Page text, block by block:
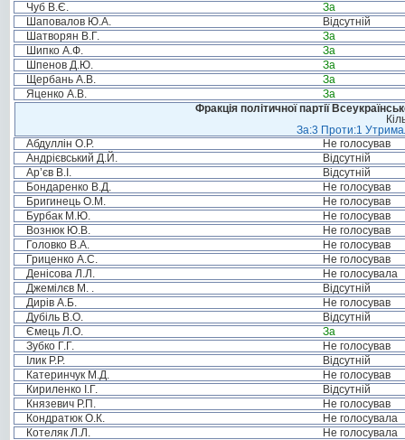
Чуб В.Є.
За
Шаповалов Ю.А.
Відсутній
Шатворян В.Г.
За
Шипко А.Ф.
За
Шпенов Д.Ю.
За
Щербань А.В.
За
Яценко А.В.
За
Фракція політичної партії
За:3 Проти:1
Абдуллін О.Р.
Не голосував
Андрієвський Д.Й.
Відсутній
Ар’єв В.І.
Відсутній
Бондаренко В.Д.
Не голосував
Бригинець О.М.
Не голосував
Бурбак М.Ю.
Не голосував
Вознюк Ю.В.
Не голосував
Головко В.А.
Не голосував
Гриценко А.С.
Не голосував
Денісова Л.Л.
Не голосувала
Джемілєв М. .
Відсутній
Дирів А.Б.
Не голосував
Дубіль В.О.
Відсутній
Ємець Л.О.
За
Зубко Г.Г.
Не голосував
Ілик Р.Р.
Відсутній
Катеринчук М.Д.
Не голосував
Кириленко І.Г.
Відсутній
Князевич Р.П.
Не голосував
Кондратюк О.К.
Не голосувала
Котеляк Л.Л.
Не голосувала